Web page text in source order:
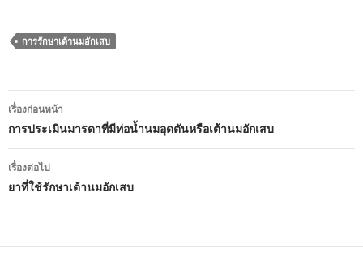
การรักษาเต้านมอักเสบ
เมนู
นำทาง
เรื่อง
เรื่องก่อนหน้า
การประเมินมารดาที่มีท่อน้ำนมอุดตันหรือเต้านมอักเสบ
เรื่องต่อไป
ยาที่ใช้รักษาเต้านมอักเสบ